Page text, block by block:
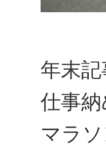
年末
仕事
マラ